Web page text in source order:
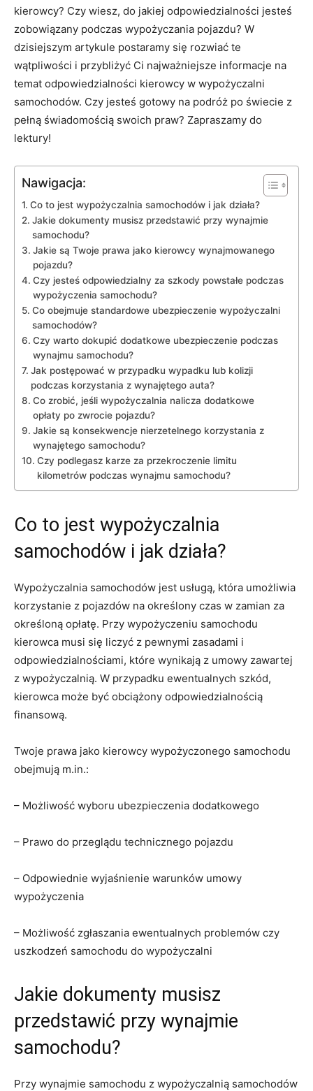
kierowcy? Czy wiesz, do jakiej odpowiedzialności jesteś
zobowiązany podczas‍ wypożyczania⁣ pojazdu? W‌
dzisiejszym artykule postaramy się rozwiać te
wątpliwości i przybliżyć Ci najważniejsze informacje na
temat odpowiedzialności⁣ kierowcy⁢ w wypożyczalni
samochodów. Czy jesteś ​gotowy na podróż po świecie z
⁣pełną świadomością swoich praw? Zapraszamy do
lektury!
Nawigacja:
Co‍ to jest wypożyczalnia samochodów i⁣ jak działa?
Jakie dokumenty musisz przedstawić ​przy ​wynajmie
samochodu?
Jakie są Twoje prawa⁤ jako kierowcy wynajmowanego
pojazdu?
Czy jesteś odpowiedzialny za szkody powstałe⁤ podczas⁢
wypożyczenia samochodu?
Co obejmuje standardowe ubezpieczenie wypożyczalni
samochodów?
Czy warto dokupić dodatkowe ​ubezpieczenie podczas‍
wynajmu samochodu?
Jak⁣ postępować w przypadku wypadku lub kolizji
podczas korzystania z wynajętego auta?
Co zrobić, jeśli wypożyczalnia nalicza ‍dodatkowe
opłaty po zwrocie pojazdu?
Jakie są konsekwencje nierzetelnego korzystania z
wynajętego samochodu?
Czy podlegasz karze za przekroczenie limitu
kilometrów podczas ⁢wynajmu samochodu?
Co‍ to jest wypożyczalnia
samochodów i⁣ jak działa?
Wypożyczalnia​ samochodów jest⁤ usługą,​ która umożliwia
korzystanie z pojazdów na określony czas⁤ w zamian za
określoną opłatę. Przy wypożyczeniu samochodu
kierowca musi się liczyć z pewnymi zasadami i
odpowiedzialnościami, które wynikają z umowy zawartej
z wypożyczalnią. W przypadku ewentualnych ‍szkód,
kierowca może być ‌obciążony odpowiedzialnością
finansową.
Twoje prawa jako kierowcy⁤ wypożyczonego​ samochodu‍
obejmują m.in.:
– Możliwość wyboru ubezpieczenia dodatkowego
– Prawo do⁢ przeglądu technicznego pojazdu
– Odpowiednie wyjaśnienie warunków umowy⁣
wypożyczenia
– Możliwość⁤ zgłaszania ewentualnych problemów czy
uszkodzeń samochodu do wypożyczalni
Jakie dokumenty musisz
przedstawić ​przy ​wynajmie
samochodu?
Przy wynajmie samochodu z ⁢wypożyczalnią​ samochodów‍